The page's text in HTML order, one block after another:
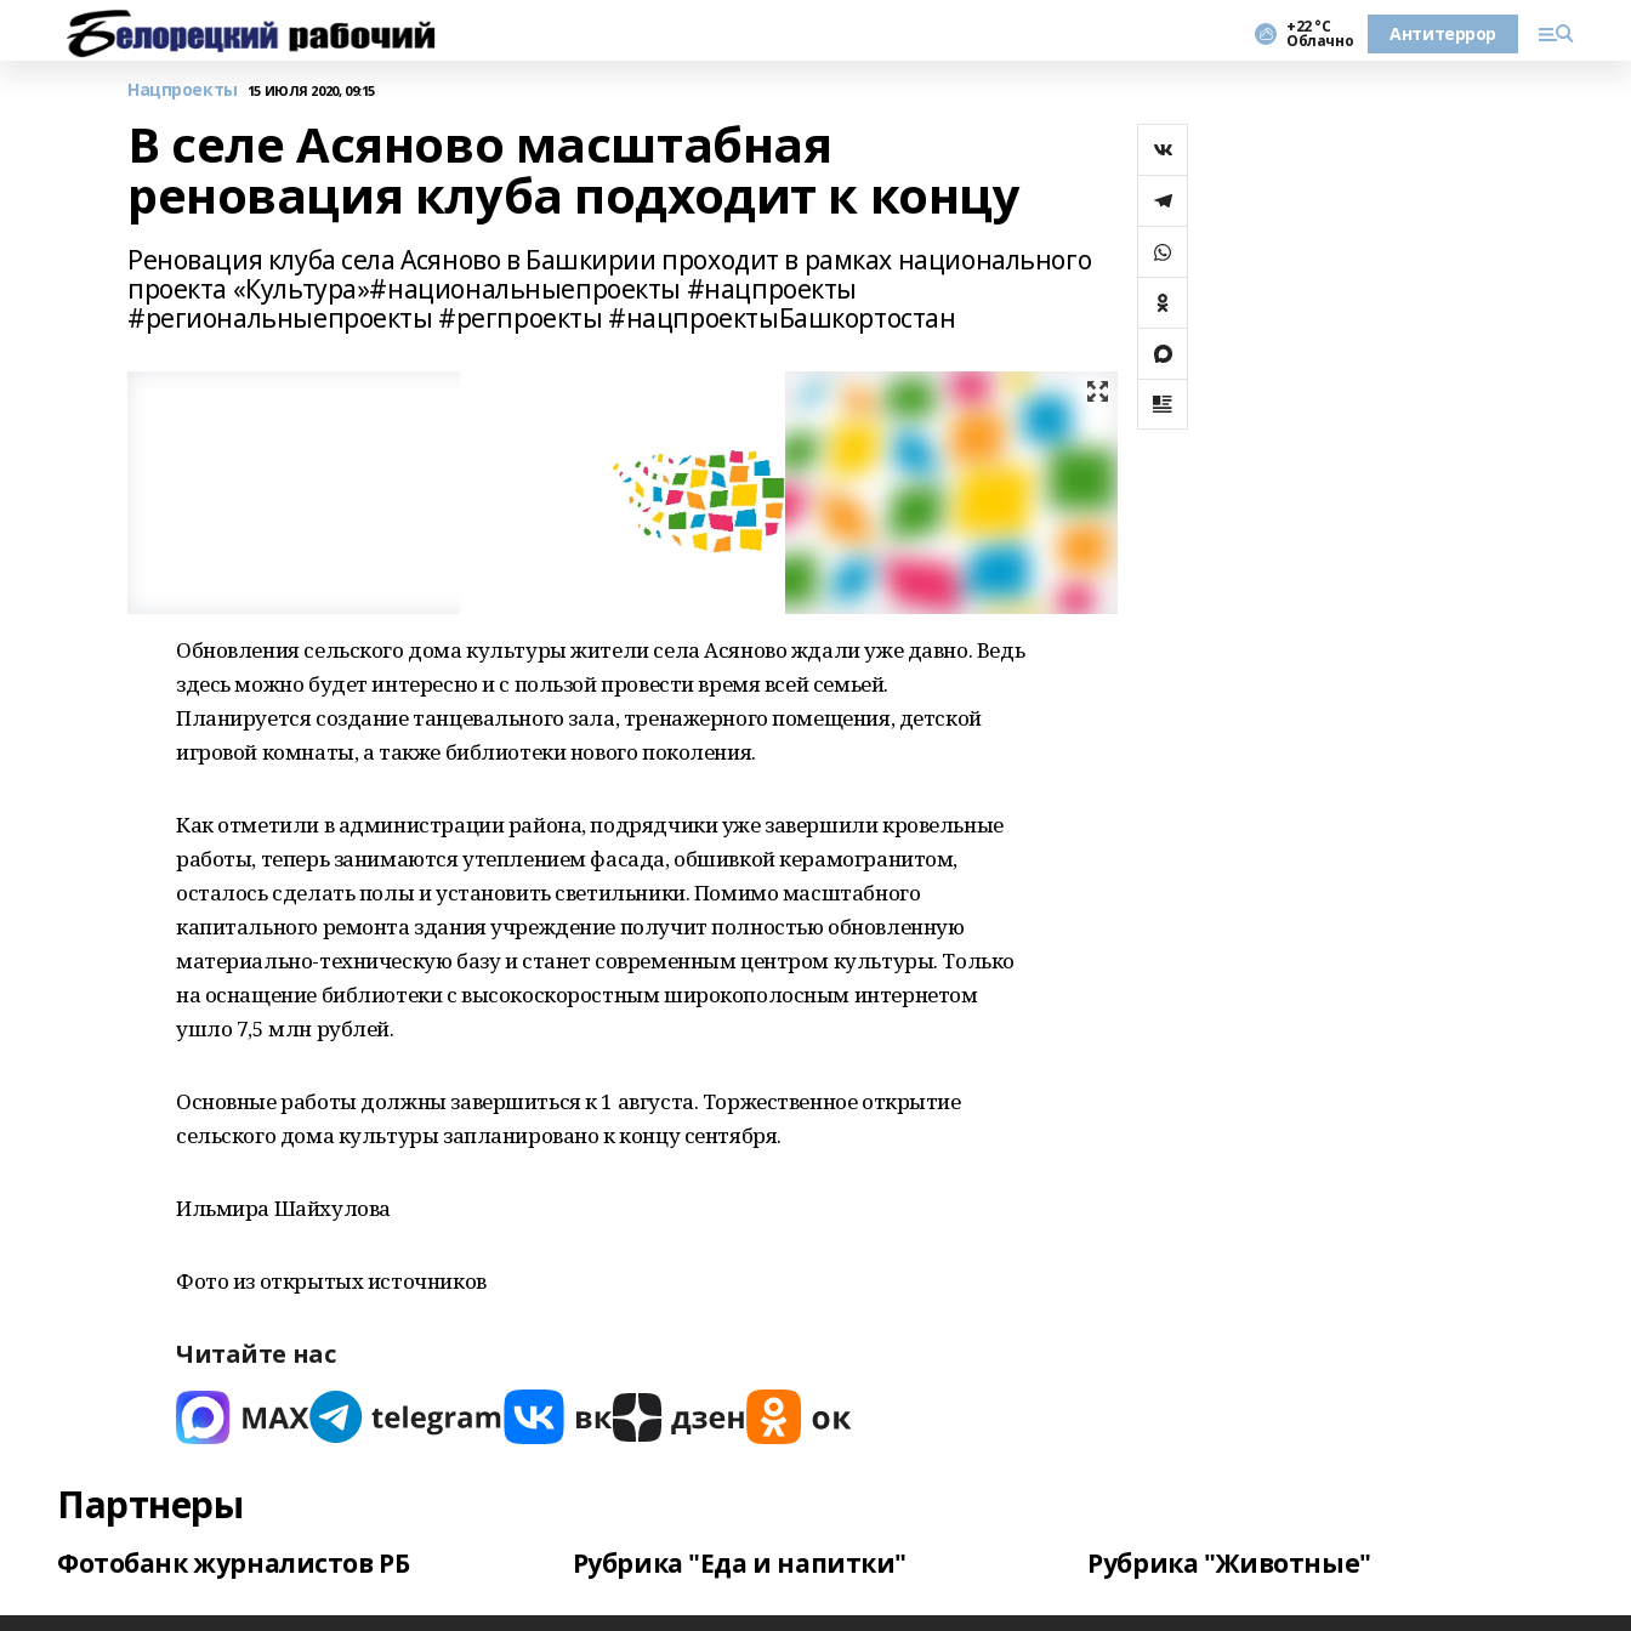
+22 °С
Облачно Антитеррор
Нацпроекты 15 ИЮЛЯ 2020, 09:15
В селе Асяново масштабная
реновация клуба подходит к концу
Реновация клуба села Асяново в Башкирии проходит в рамках национального
проекта «Культура»#национальныепроекты #нацпроекты
#региональныепроекты #регпроекты #нацпроектыБашкортостан
Обновления сельского дома культуры жители села Асяново ждали уже давно. Ведь
здесь можно будет интересно и с пользой провести время всей семьей.
Планируется создание танцевального зала, тренажерного помещения, детской
игровой комнаты, а также библиотеки нового поколения.
Как отметили в администрации района, подрядчики уже завершили кровельные
работы, теперь занимаются утеплением фасада, обшивкой керамогранитом,
осталось сделать полы и установить светильники. Помимо масштабного
капитального ремонта здания учреждение получит полностью обновленную
материально-техническую базу и станет современным центром культуры. Только
на оснащение библиотеки с высокоскоростным широкополосным интернетом
ушло 7,5 млн рублей.
Основные работы должны завершиться к 1 августа. Торжественное открытие
сельского дома культуры запланировано к концу сентября.
Ильмира Шайхулова
Фото из открытых источников
Читайте нас
Партнеры
Фотобанк журналистов РБ Рубрика "Еда и напитки" Рубрика "Животные"